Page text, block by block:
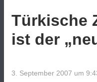
Türkische
ist der
3. September 2007 um